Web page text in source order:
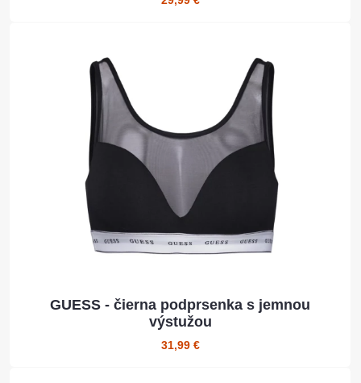
GUESS - čierna podprsenka s jemnou
výstužou
31,99 €